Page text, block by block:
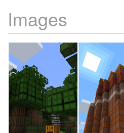
Images